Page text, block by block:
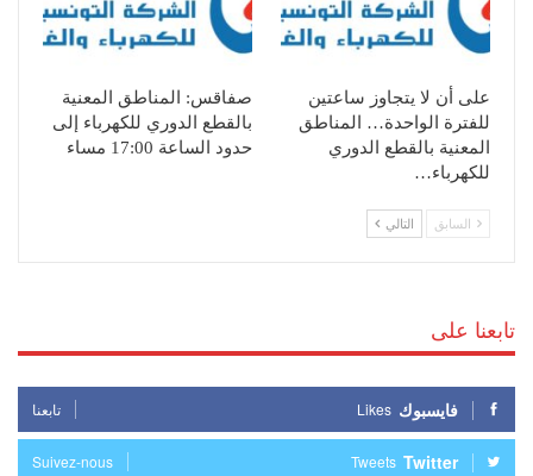
على أن لا يتجاوز ساعتين
للفترة الواحدة… المناطق
المعنية بالقطع الدوري
للكهرباء…
صفاقس: المناطق المعنية
بالقطع الدوري للكهرباء إلى
حدود الساعة 17:00 مساء
السابق التالي
تابعنا على
فايسبوك Likes تابعنا
Twitter
Tweets
Suivez-nous